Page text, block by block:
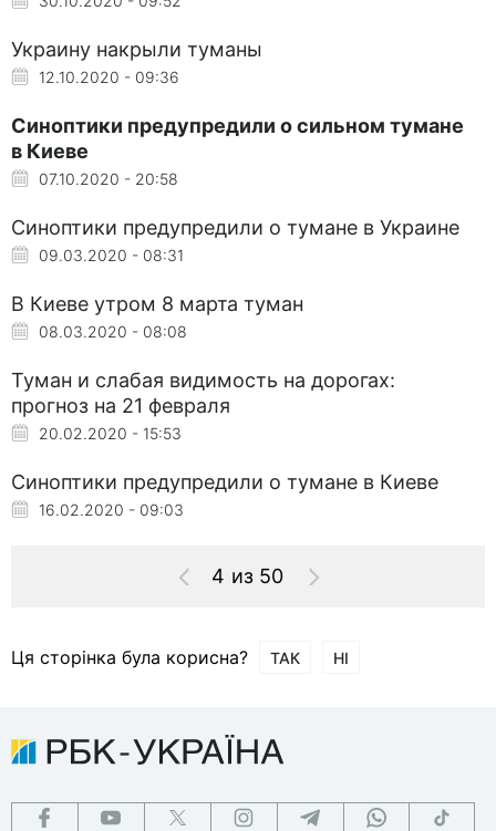
Украину накрыли туманы
12.10.2020 - 09:36
Синоптики предупредили о сильном тумане
в Киеве
07.10.2020 - 20:58
Синоптики предупредили о тумане в Украине
09.03.2020 - 08:31
В Киеве утром 8 марта туман
08.03.2020 - 08:08
Туман и слабая видимость на дорогах:
прогноз на 21 февраля
20.02.2020 - 15:53
Синоптики предупредили о тумане в Киеве
16.02.2020 - 09:03
4 из 50
Ця сторінка була корисна? ТАК НІ